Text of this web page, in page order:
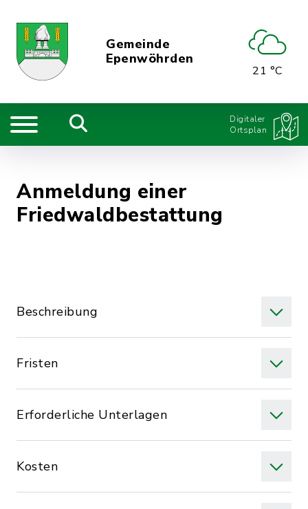
Gemeinde
Epenwöhrden
21 °C
Digitaler
Ortsplan
Anmeldung einer
Friedwaldbestattung
Beschreibung
Fristen
Erforderliche Unterlagen
Kosten